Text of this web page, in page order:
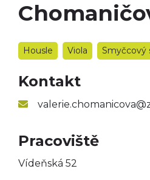
Housle Viola Smyčcový
Kontakt
Pracoviště
Vídeňská 52
Taneční obor
Literárně-